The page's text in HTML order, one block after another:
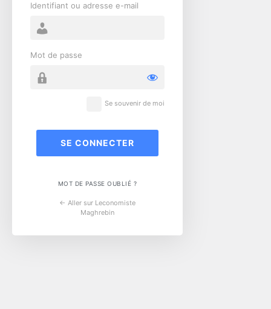
Identifiant ou adresse e-mail
Mot de passe
Se souvenir de moi
MOT DE PASSE OUBLIÉ ?
← Aller sur Leconomiste
Maghrebin